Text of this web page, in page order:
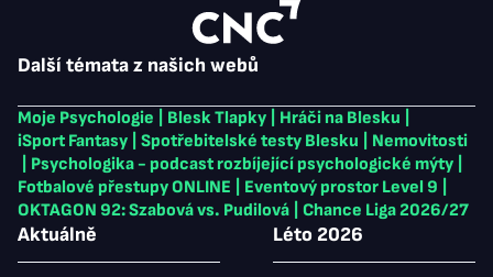
Další témata z našich webů
Moje Psychologie Blesk Tlapky Hráči na Blesku
iSport Fantasy
Spotřebitelské testy Blesku
Nemovitosti
Psychologika - podcast rozbíjející psychologické mýty
Fotbalové přestupy ONLINE
Eventový prostor Level 9
OKTAGON 92: Szabová vs. Pudilová
Chance Liga 2026/27
Aktuálně Léto 2026